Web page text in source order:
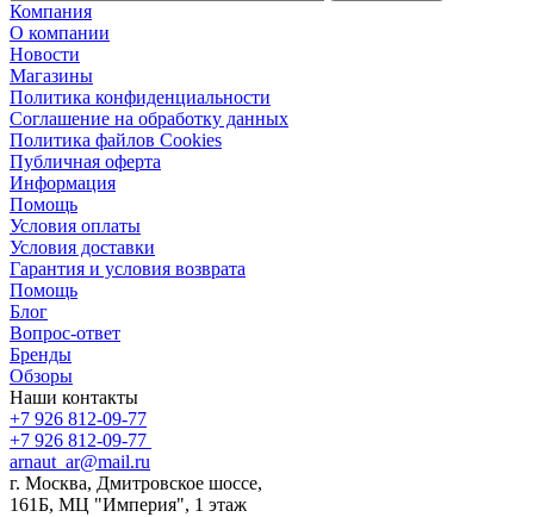
Компания
О компании
Новости
Магазины
Политика конфиденциальности
Соглашение на обработку данных
Политика файлов Cookies
Публичная оферта
Информация
Помощь
Условия оплаты
Условия доставки
Гарантия и условия возврата
Помощь
Блог
Вопрос-ответ
Бренды
Обзоры
Наши контакты
+7 926 812-09-77
+7 926 812-09-77
arnaut_ar@mail.ru
г. Москва, Дмитровское шоссе,
161Б, МЦ "Империя", 1 этаж